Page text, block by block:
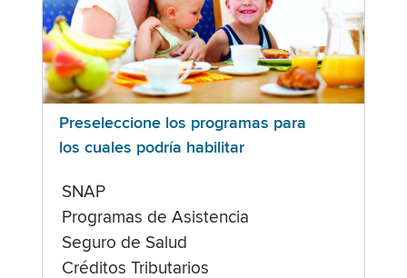
Preseleccione los programas para
los cuales podría habilitar
SNAP
Programas de Asistencia
Seguro de Salud
Créditos Tributarios